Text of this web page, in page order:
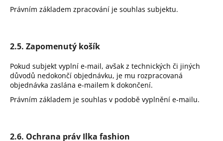
Právním základem zpracování je souhlas subjektu.
2.5. Zapomenutý košík
Pokud subjekt vyplní e-mail, avšak z technických či jiných
důvodů nedokončí objednávku, je mu rozpracovaná
objednávka zaslána e-mailem k dokončení.
Právním základem je souhlas v podobě vyplnění e-mailu.
2.6. Ochrana práv Ilka fashion